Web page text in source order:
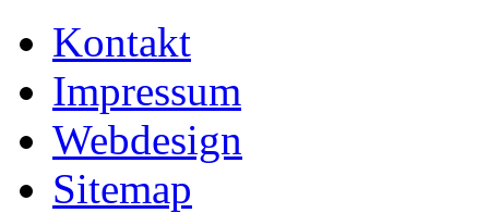
Kontakt
Impressum
Webdesign
Sitemap